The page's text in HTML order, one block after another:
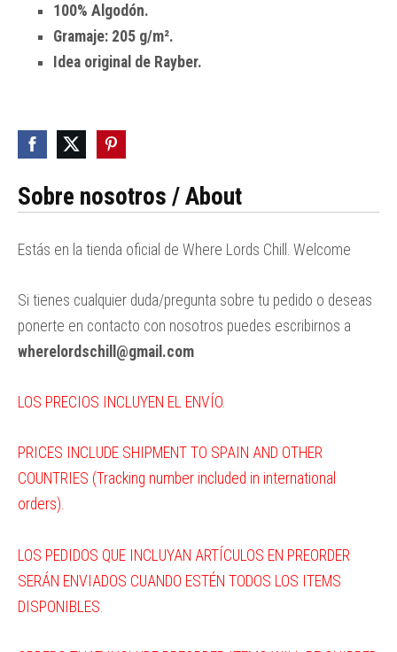
Sobre nosotros / About
Estás en la tienda oficial de Where Lords Chill. Welcome
Si tienes cualquier duda/pregunta sobre tu pedido o deseas
ponerte en contacto con nosotros puedes escribirnos a
wherelordschill@gmail.com
LOS PRECIOS INCLUYEN EL ENVÍO.
PRICES INCLUDE SHIPMENT TO SPAIN AND OTHER
COUNTRIES (Tracking number included in international
orders).
LOS PEDIDOS QUE INCLUYAN ARTÍCULOS EN PREORDER
SERÁN ENVIADOS CUANDO ESTÉN TODOS LOS ITEMS
DISPONIBLES.
100% Algodón.
Gramaje: 205 g/m².
Idea original de Rayber.